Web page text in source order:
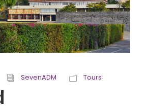
SevenADM Tours